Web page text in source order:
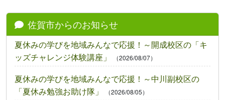
佐賀市からのお知らせ
夏休みの学びを地域みんなで応援！～開成校区の「キ
ッズチャレンジ体験講座」
（2026/08/07）
夏休みの学びを地域みんなで応援！～中川副校区の
「夏休み勉強お助け隊」
（2026/08/05）